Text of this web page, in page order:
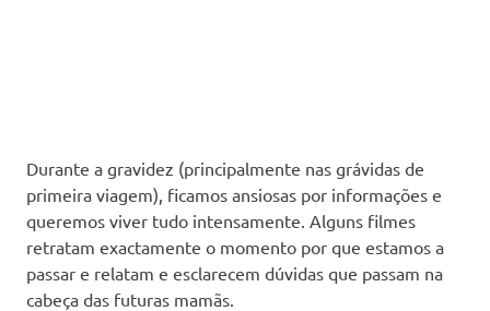
Durante a gravidez (principalmente nas grávidas de
primeira viagem), ficamos ansiosas por informações e
queremos viver tudo intensamente. Alguns filmes
retratam exactamente o momento por que estamos a
passar e relatam e esclarecem dúvidas que passam na
cabeça das futuras mamãs.